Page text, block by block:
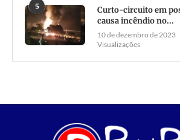
5
Curto-circuito em
causa incêndio no...
10 de dezembro de 2023
Visualizações